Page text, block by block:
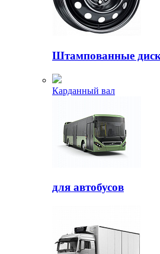
Штампованные
Карданный вал
для автобусов